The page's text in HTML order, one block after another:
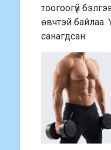
тоогоогүй
өвчтэй байлаа.
санагдсан.